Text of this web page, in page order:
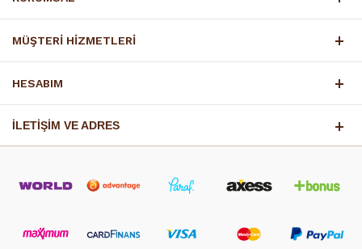
MÜŞTERİ HİZMETLERİ
HESABIM
İLETİŞİM VE ADRES